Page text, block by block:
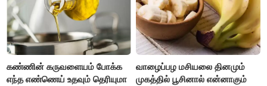
கண்ணின் கருவளையம் போக்க
எந்த எண்ணெய் உதவும் தெரியுமா
வாழைப்பழ மசியலை தினமும்
முகத்தில் பூசினால் என்னாகும்